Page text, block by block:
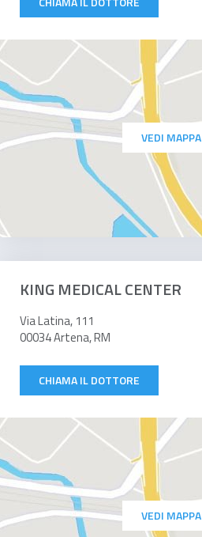
VEDI MAPPA
KING MEDICAL CENTER
Via Latina, 111
00034 Artena, RM
CHIAMA IL DOTTORE
VEDI MAPPA